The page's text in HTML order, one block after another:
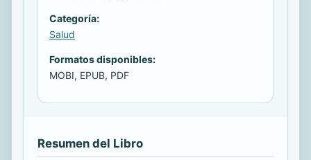
Categoría:
Salud
Formatos disponibles:
MOBI, EPUB, PDF
Resumen del Libro